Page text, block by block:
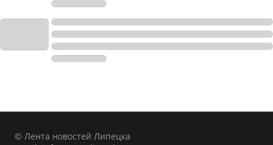
© Лента новостей Липецка